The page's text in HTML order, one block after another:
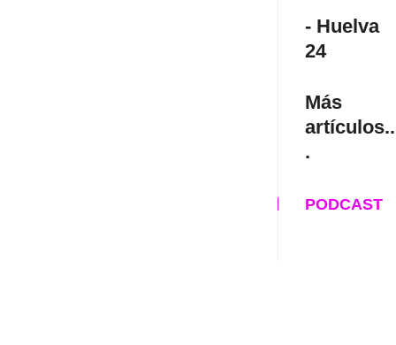
- Huelva
24
Más
artículos..
.
PODCAST